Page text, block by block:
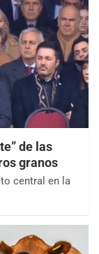
de las
granos
central en la